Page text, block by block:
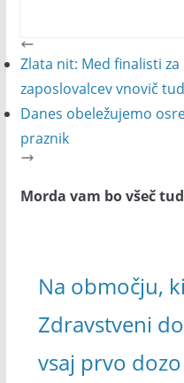
Zlata nit: Med finalisti
zaposlovalcev vnovič
Danes obeležujemo
praznik
Morda vam bo všeč
Na območju,
Zdravstveni
vsaj prvo